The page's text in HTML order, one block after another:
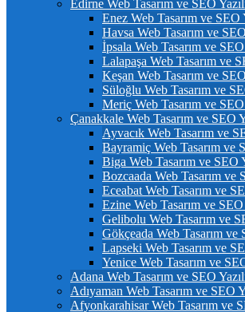
Edirne Web Tasarım ve SEO
Enez Web Tasarım ve SEO
Havsa Web Tasarım ve
İpsala Web Tasarım ve SEO
Lalapaşa Web Tasarım ve
Keşan Web Tasarım ve
Süloğlu Web Tasarım ve
Meriç Web Tasarım ve SEO
Çanakkale Web Tasarım ve SEO
Ayvacık Web Tasarım ve
Bayramiç Web Tasarım ve
Biga Web Tasarım ve SEO
Bozcaada Web Tasarım ve
Eceabat Web Tasarım ve
Ezine Web Tasarım ve SEO
Gelibolu Web Tasarım ve
Gökçeada Web Tasarım ve
Lapseki Web Tasarım ve
Yenice Web Tasarım ve
Adana Web Tasarım ve SEO
Adıyaman Web Tasarım ve SEO
Afyonkarahisar Web Tasarım ve